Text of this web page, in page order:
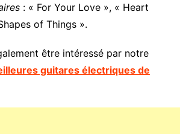
: « For Your Love », « Heart
of Things ».
être intéressé par notre
guitares électriques de